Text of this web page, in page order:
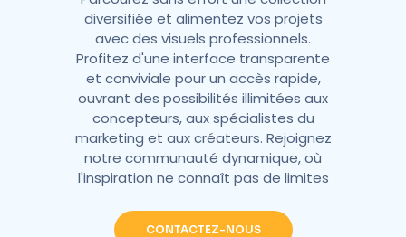
diversifiée et alimentez vos projets
avec des visuels professionnels.
Profitez d'une interface transparente
et conviviale pour un accès rapide,
ouvrant des possibilités illimitées aux
concepteurs, aux spécialistes du
marketing et aux créateurs. Rejoignez
notre communauté dynamique, où
l'inspiration ne connaît pas de limites
CONTACTEZ-NOUS